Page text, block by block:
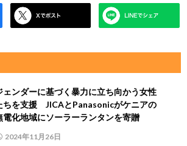
ェンダーに基づく暴力に立ち向かう女性
ちを支援 JICAとPanasonicがケニアの
電化地域にソーラーランタンを寄贈
2024年11月26日